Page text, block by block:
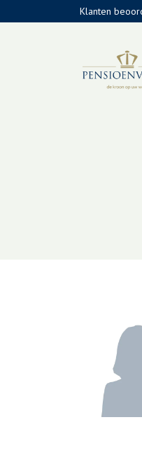
Klanten